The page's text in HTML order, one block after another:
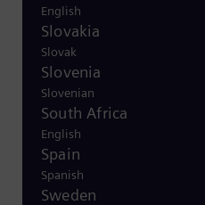
English
Slovakia
Slovak
Slovenia
Slovenian
South Africa
English
Spain
Spanish
Sweden